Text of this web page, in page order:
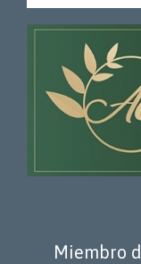
Miembro